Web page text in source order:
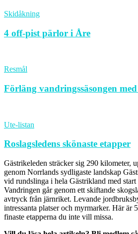
Skidåkning
4 off-pist pärlor i Åre
Resmål
Förläng vandringssäsongen
Ute-listan
Roslagsledens skönaste etapper
Gästrikeleden sträcker sig 290 kilometer,
genom Norrlands sydligaste landskap
vid rundslinga i hela Gästrikland med
Vandringen går genom ett skiftande
avtryck från järnriket. Levande
intressanta platser och myrmarker. Här är
finaste etapperna du inte vill missa.